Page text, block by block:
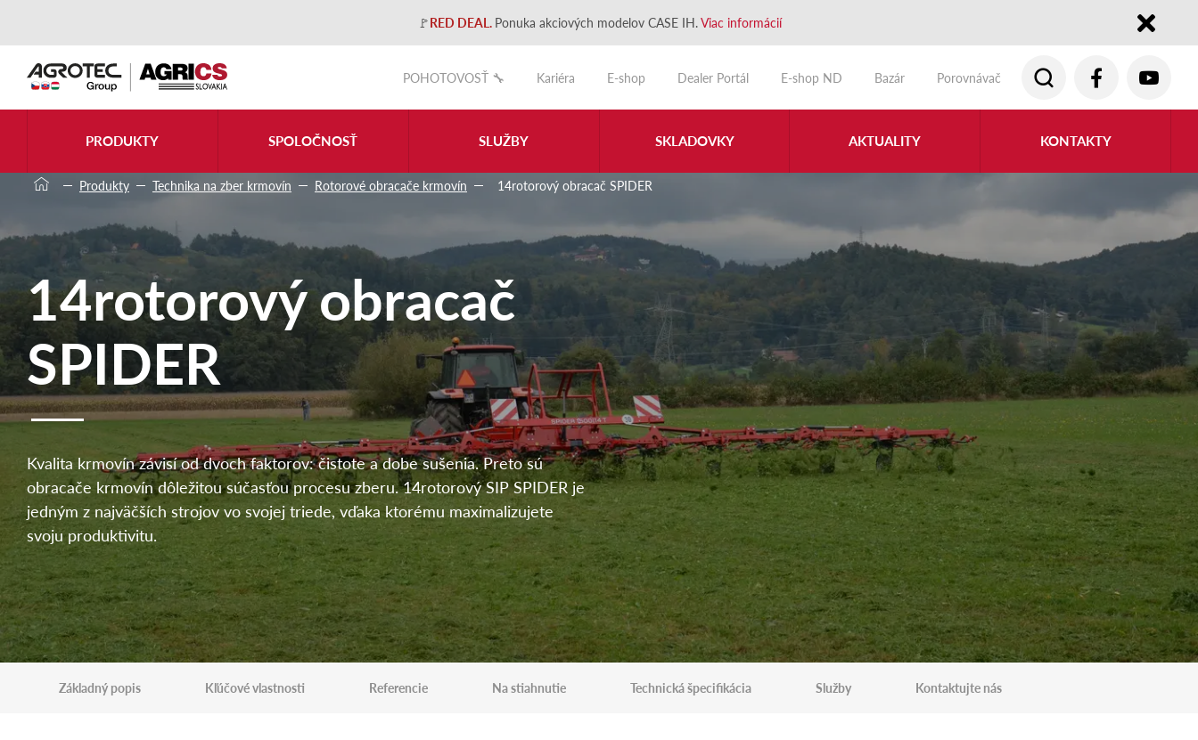
🚩RED DEAL. Ponuka akciových modelov CASE IH.Viac informácií
POHOTOVOSŤ 🔧
Kariéra E-shop Dealer Portál E-shop ND Bazár Porovnávač
PRODUKTY SPOLOČNOSŤ SLUŽBY SKLADOVKY AKTUALITY KONTAKTY
Produkty Technika na zber krmovín Rotorové obracače krmovín 14rotorový obracač SPIDER
14rotorový obracač
SPIDER
Kvalita krmovín závisí od dvoch faktorov: čistote a dobe sušenia. Preto sú
obracače krmovín dôležitou súčasťou procesu zberu. 14rotorový SIP SPIDER je
jedným z najväčších strojov vo svojej triede, vďaka ktorému maximalizujete
svoju produktivitu.
Základný popis Kľúčové vlastnosti Referencie Na stiahnutie Technická špecifikácia Služby Kontaktujte nás